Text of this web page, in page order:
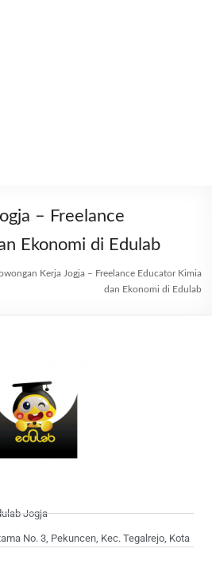
– Freelance
Ekonomi di Edulab
Kerja Jogja – Freelance Educator Kimia
dan Ekonomi di Edulab
Jogja
No. 3, Pekuncen, Kec. Tegalrejo, Kota